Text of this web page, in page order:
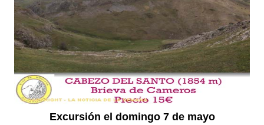
Excursión el domingo 7 de mayo